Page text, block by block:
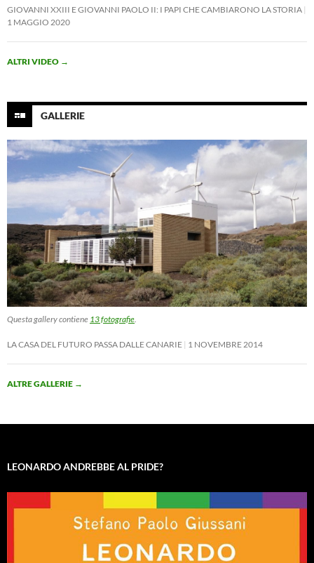
GIOVANNI XXIII E GIOVANNI PAOLO II: I PAPI CHE CAMBIARONO LA STORIA
1 MAGGIO 2020
ALTRI VIDEO →
GALLERIE
Questa gallery contiene 13 fotografie
LA CASA DEL FUTURO PASSA DALLE CANARIE 1 NOVEMBRE 2014
ALTRE GALLERIE →
LEONARDO ANDREBBE AL PRIDE?